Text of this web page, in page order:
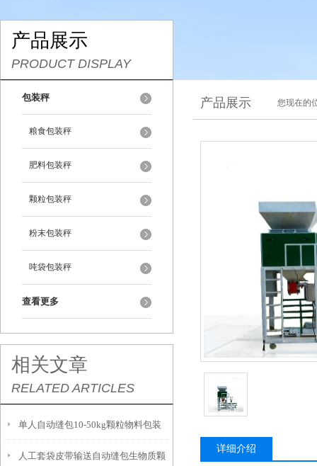
产品展示
PRODUCT DISPLAY
包装秤
粮食包装秤
肥料包装秤
颗粒包装秤
粉末包装秤
吨袋包装秤
查看更多
相关文章
RELATED ARTICLES
单人自动缝包10-50kg颗粒物料包装
秤厂家
人工套袋皮带输送自动缝包生物质颗
产品展示 您现在的
详细介绍